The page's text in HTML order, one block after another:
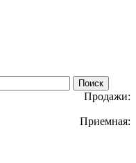
Продажи:
Приемная: